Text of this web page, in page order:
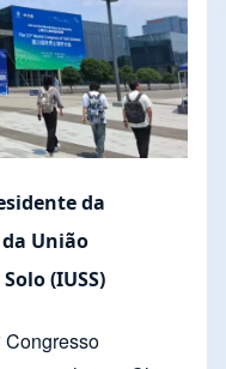
da
União
(IUSS)
Congresso